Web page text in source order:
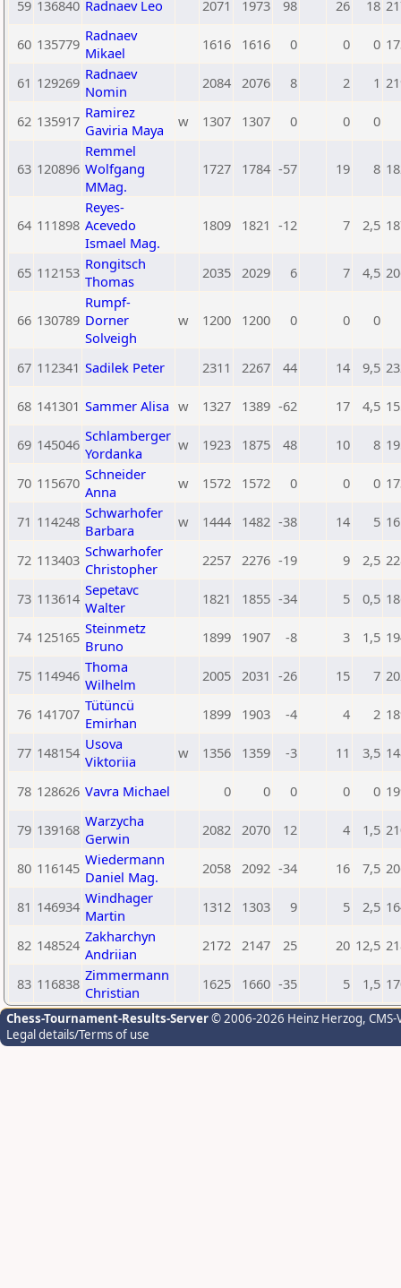
59 136840 Radnaev Leo 2071 1973 98 26 18
60 135779 Radnaev
Mikael
1616 1616 0 0 0
61 129269 Radnaev
Nomin
2084 2076 8 2 1
62 135917 Ramirez
Gaviria Maya
w 1307 1307 0 0 0
63 120896
Remmel
Wolfgang
MMag.
1727 1784 -57 19 8
64 111898
Reyes-
Acevedo
Ismael Mag.
1809 1821 -12 7 2,5
65 112153 Rongitsch
Thomas
2035 2029 6 7 4,5
66 130789
Rumpf-
Dorner
Solveigh
w 1200 1200 0 0 0
67 112341 Sadilek Peter 2311 2267 44 14 9,5
68 141301 Sammer Alisa w 1327 1389 -62 17 4,5
69 145046 Schlamberger
Yordanka
w 1923 1875 48 10 8
70 115670 Schneider
Anna
w 1572 1572 0 0 0
71 114248 Schwarhofer
Barbara
w 1444 1482 -38 14 5
72 113403 Schwarhofer
Christopher
2257 2276 -19 9 2,5
73 113614 Sepetavc
Walter
1821 1855 -34 5 0,5
74 125165 Steinmetz
Bruno
1899 1907 -8 3 1,5
75 114946 Thoma
Wilhelm
2005 2031 -26 15 7
76 141707 Tütüncü
Emirhan
1899 1903 -4 4 2
77 148154 Usova
Viktoriia
w 1356 1359 -3 11 3,5
78 128626 Vavra Michael 0 0 0 0 0
79 139168 Warzycha
Gerwin
2082 2070 12 4 1,5
80 116145 Wiedermann
Daniel Mag.
2058 2092 -34 16 7,5
81 146934 Windhager
Martin
1312 1303 9 5 2,5
82 148524 Zakharchyn
Andriian
2172 2147 25 20 12,5
83 116838 Zimmermann
Christian
1625 1660 -35 5 1,5
Chess-Tournament-Results-Server© 2006-2026 Heinz Herzog,
Legal details/Terms of use